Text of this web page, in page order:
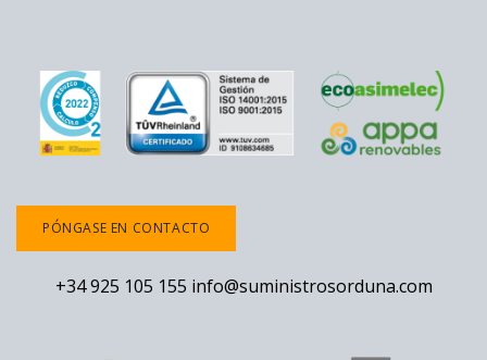
PÓNGASE EN CONTACTO
+34 925 105 155 info@suministrosorduna.com